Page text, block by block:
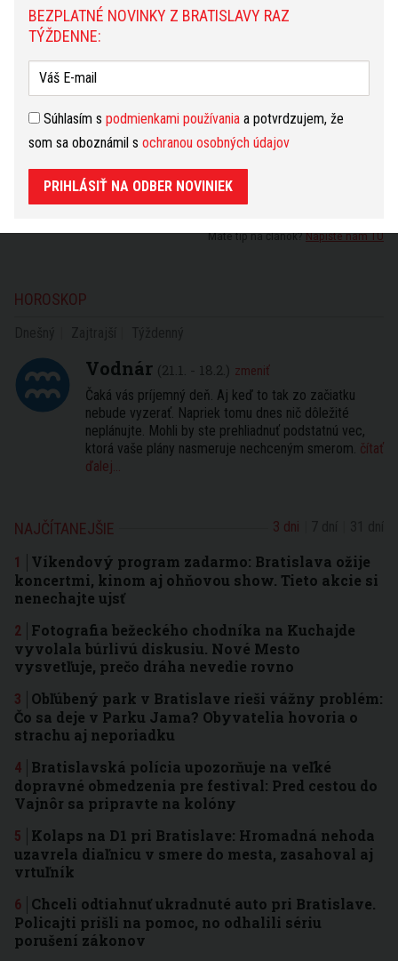
Súhlasím s
PRIHLÁSIŤ NA ODBER NOVINIEK
Máte tip na článok?Napíšte nám TU
HOROSKOP
Vodnár (21.1. - 18.2.) zmeniť
Čaká vás príjemný deň. Aj keď to tak zo začiatku
nebude vyzerať. Napriek tomu dnes nič dôležité
neplánujte. Mohli by ste prehliadnuť podstatnú vec,
ktorá vaše plány nasmeruje nechceným smerom. čítať
ďalej...
NAJČÍTANEJŠIE 3 dni
Víkendový program zadarmo: Bratislava ožije
koncertmi, kinom aj ohňovou show. Tieto akcie si
nenechajte ujsť
Fotografia bežeckého chodníka na Kuchajde
vyvolala búrlivú diskusiu. Nové Mesto
vysvetľuje, prečo dráha nevedie rovno
Obľúbený park v Bratislave rieši vážny problém:
Čo sa deje v Parku Jama? Obyvatelia hovoria o
strachu aj neporiadku
Bratislavská polícia upozorňuje na veľké
dopravné obmedzenia pre festival: Pred cestou do
Vajnôr sa pripravte na kolóny
Kolaps na D1 pri Bratislave: Hromadná nehoda
uzavrela diaľnicu v smere do mesta, zasahoval aj
vrtuľník
Chceli odtiahnuť ukradnuté auto pri Bratislave.
Policajti prišli na pomoc, no odhalili sériu
porušení zákonov
BEZPLATNÉ NOVINKY Z BRATISLAVY RAZ
TÝŽDENNE:
Súhlasím s podmienkami používania a potvrdzujem, že
som sa oboznámil s ochranou osobných údajov
PRIHLÁSIŤ NA ODBER NOVINIEK